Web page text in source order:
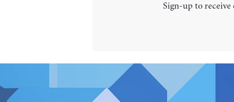
Sign-up to